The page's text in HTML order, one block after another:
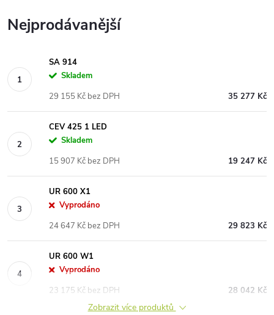
Nejprodávanější
SA 914
Skladem
35 277 Kč
29 155 Kč bez DPH
CEV 425 1 LED
Skladem
19 247 Kč
15 907 Kč bez DPH
UR 600 X1
Vyprodáno
29 823 Kč
24 647 Kč bez DPH
UR 600 W1
Vyprodáno
28 042 Kč
23 175 Kč bez DPH
Zobrazit více produktů